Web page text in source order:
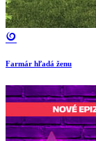
Farmár hľadá ženu